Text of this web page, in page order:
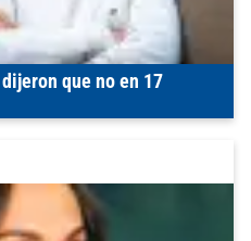
que no en 17